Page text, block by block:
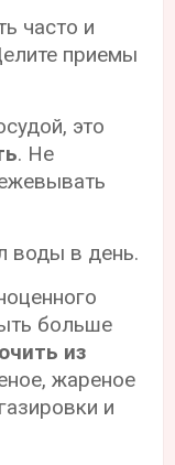
часто и
приемы
это
. Не
воды в день.
больше
из
жареное
и